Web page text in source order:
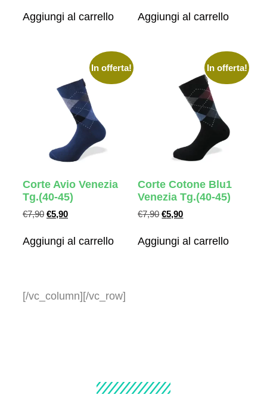
Aggiungi al carrello Aggiungi al carrello
In offerta!
Corte Avio Venezia
Tg.(40-45)
€7,90 €5,90
Aggiungi al carrello
In offerta!
Corte Cotone Blu1
Venezia Tg.(40-45)
€7,90 €5,90
Aggiungi al carrello
[/vc_column][/vc_row]